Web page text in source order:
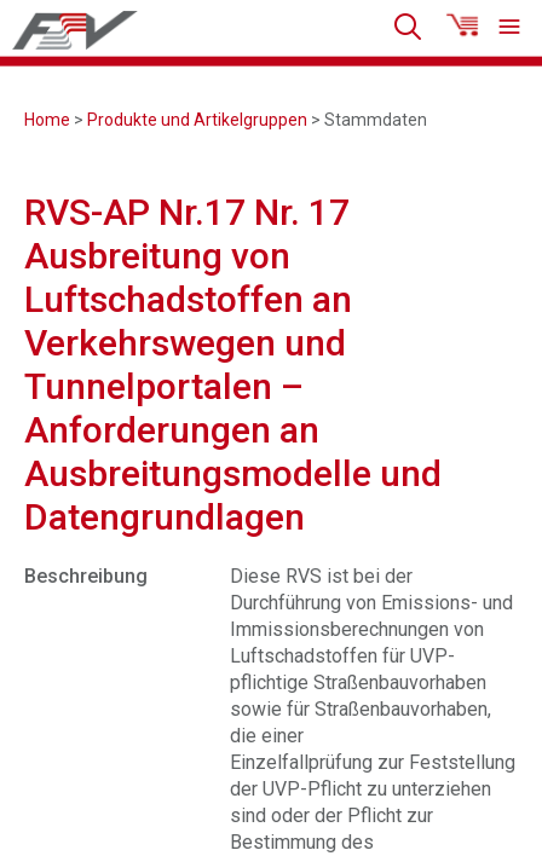
Home > Produkte und Artikelgruppen > Stammdaten
RVS-AP Nr.17 Nr. 17
Ausbreitung von
Luftschadstoffen an
Verkehrswegen und
Tunnelportalen –
Anforderungen an
Ausbreitungsmodelle und
Datengrundlagen
Beschreibung
Diese RVS ist bei der
Durchführung von Emissions- und
Immissionsberechnungen von
Luftschadstoffen für UVP-
pflichtige Straßenbauvorhaben
sowie für Straßenbauvorhaben,
die einer
Einzelfallprüfung zur Feststellung
der UVP-Pflicht zu unterziehen
sind oder der Pflicht zur
Bestimmung des